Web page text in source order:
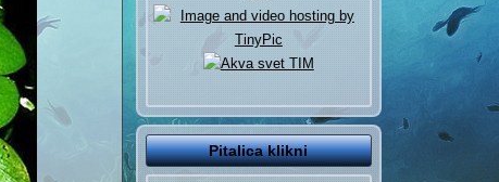
Pitalica klikni